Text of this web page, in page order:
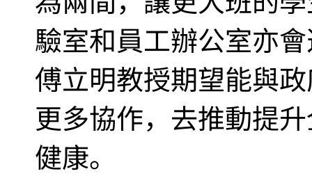
驗室和員工辦公室亦
傅立明教授期望能與
更多協作，去推動提
健康。